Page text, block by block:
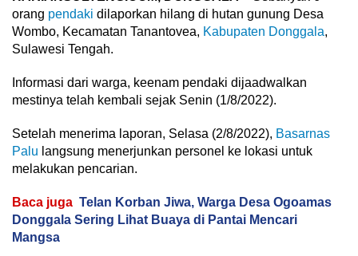
orang pendaki dilaporkan hilang di hutan gunung Desa
Wombo, Kecamatan Tanantovea, Kabupaten Donggala,
Sulawesi Tengah.
Informasi dari warga, keenam pendaki dijaadwalkan
mestinya telah kembali sejak Senin (1/8/2022).
Setelah menerima laporan, Selasa (2/8/2022), Basarnas
Palu langsung menerjunkan personel ke lokasi untuk
melakukan pencarian.
Baca juga Telan Korban Jiwa, Warga Desa Ogoamas
Donggala Sering Lihat Buaya di Pantai Mencari
Mangsa